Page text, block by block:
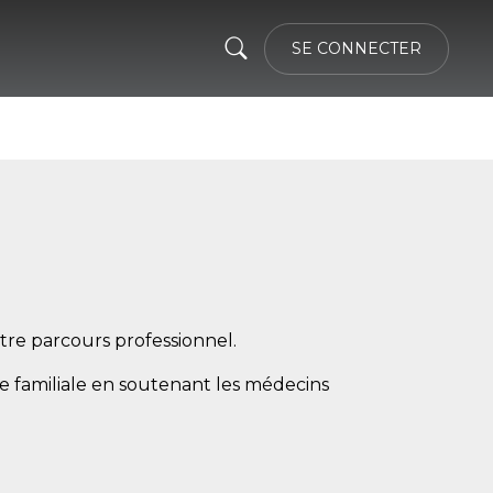
SE CONNECTER
parcours professionnel.
familiale en soutenant les médecins